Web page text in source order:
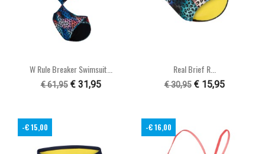
W Rule Breaker Swimsuit...
€ 61,95 € 31,95
Real Brief R...
€ 30,95 € 15,95
-€ 15,00 -€ 16,00